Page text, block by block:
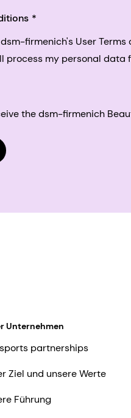
firmenich's User
process my personal data
the dsm-firmenich
Unternehmen
partnerships
Ziel und unsere Werte
Führung